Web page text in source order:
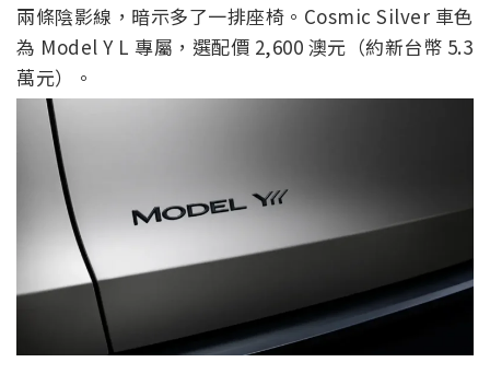
兩條陰影線，暗示多了一排座椅。Cosmic Silver 車色
為 Model Y L 專屬，選配價 2,600 澳元（約新台幣 5.3
萬元）。